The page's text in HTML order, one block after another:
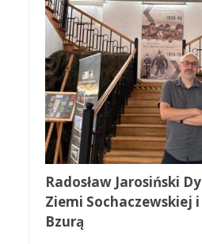
Radosław Jarosiński
Ziemi Sochaczewskiej
Bzurą